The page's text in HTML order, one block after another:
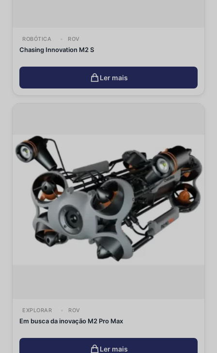
ROBÓTICA ROV
Chasing Innovation M2 S
Ler mais
EXPLORAR ROV
Em busca da inovação M2 Pro Max
Ler mais